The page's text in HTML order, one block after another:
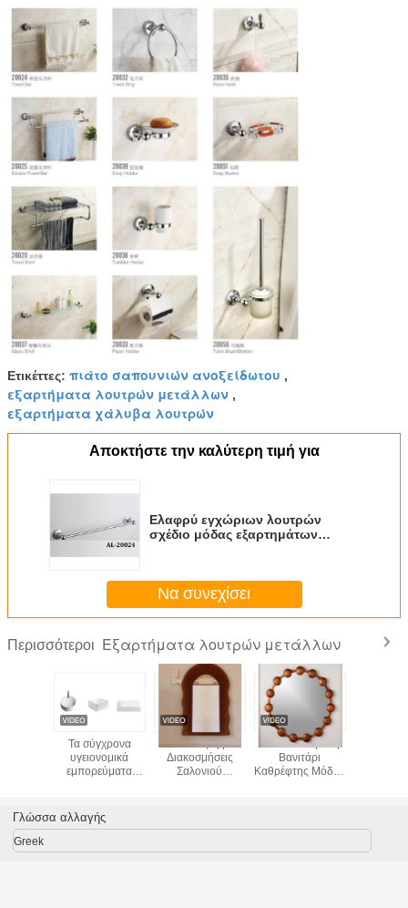
Ετικέττες: πιάτο σαπουνιών ανοξείδωτου ,
εξαρτήματα λουτρών μετάλλων ,
εξαρτήματα χάλυβα λουτρών
Αποκτήστε την καλύτερη τιμή για
Ελαφρύ εγχώριων λουτρών
σχέδιο μόδας εξαρτημάτων
Να συνεχίσει
Περισσότεροι Εξαρτήματα λουτρών μετάλλων
Τα σύγχρονα
υγειονομικά
εμπορεύματα
πλυσίματος
γραφείου ακρών
Διακοσμήσεις
Σαλονιού
Βελούδινο
Ακανόνιστη Ροζ
Βανιτάρι
Καθρέφτης Μόδας
Κορεάτικο INS
Γλώσσα αλλαγής
Greek